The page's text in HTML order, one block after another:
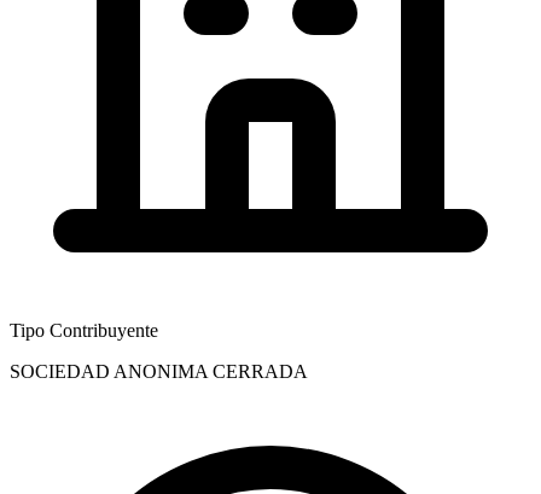
Tipo Contribuyente
SOCIEDAD ANONIMA CERRADA